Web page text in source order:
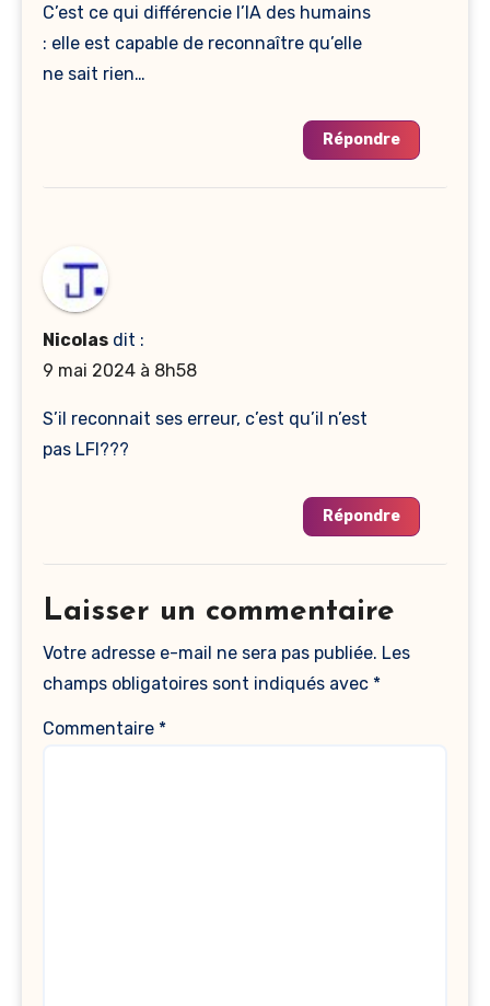
C’est ce qui différencie l’IA des humains
: elle est capable de reconnaître qu’elle
ne sait rien…
Répondre
Nicolas dit :
9 mai 2024 à 8h58
S’il reconnait ses erreur, c’est qu’il n’est
pas LFI???
Répondre
Laisser un commentaire
Votre adresse e-mail ne sera pas publiée. Les
champs obligatoires sont indiqués avec *
Commentaire *